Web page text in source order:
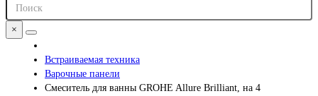
×
Встраиваемая техника
Варочные панели
Смеситель для ванны GROHE Allure Brilliant, на 4